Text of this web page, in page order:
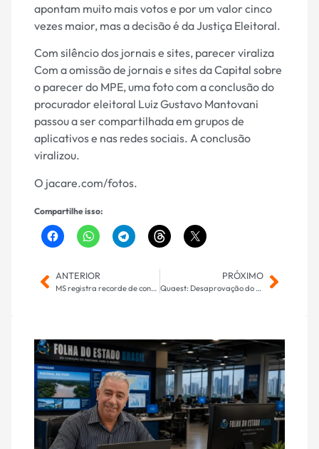
apontam muito mais votos e por um valor cinco
vezes maior, mas a decisão é da Justiça Eleitoral.
Com silêncio dos jornais e sites, parecer viraliza
Com a omissão de jornais e sites da Capital sobre
o parecer do MPE, uma foto com a conclusão do
procurador eleitoral Luiz Gustavo Mantovani
passou a ser compartilhada em grupos de
aplicativos e nas redes sociais. A conclusão
viralizou.
O jacare.com/fotos.
Compartilhe isso:
ANTERIOR
MS registra recorde de contratações em fevereiro, com saldo positivo de 8.333 empregos formais criados no mês
PRÓXIMO
Quaest: Desaprovação do governo Lula sobe sete pontos e chega a 56%